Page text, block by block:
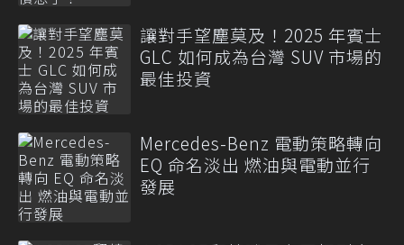
讓對手望塵莫及！2025 年賓士
GLC 如何成為台灣 SUV 市場的
最佳投資
Mercedes-Benz 電動策略轉向
EQ 命名淡出 燃油與電動並行
發展